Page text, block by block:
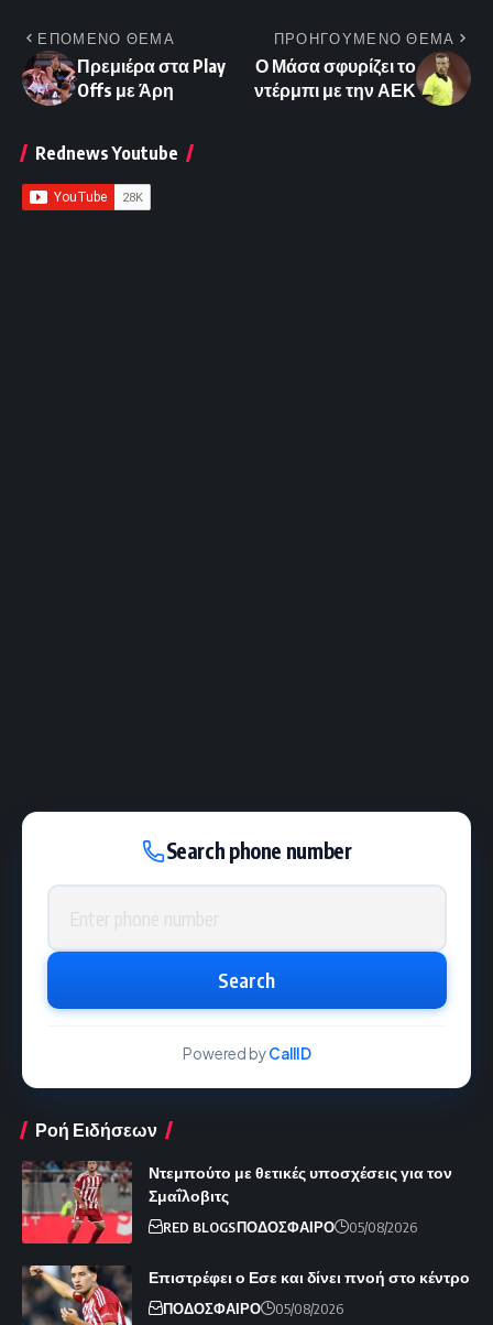
ΕΠΟΜΕΝΟ ΘΕΜΑ
Πρεμιέρα στα Play
Offs με Άρη
ΠΡΟΗΓΟΥΜΕΝΟ ΘΕΜΑ
Ο Μάσα σφυρίζει το
ντέρμπι με την ΑΕΚ
Rednews Youtube
Search phone number
Phone number
Search
Powered byCallID
Ροή Ειδήσεων
Ντεμπούτο με θετικές υποσχέσεις για τον
Σμαΐλοβιτς
RED BLOGSΠΟΔΟΣΦΑΙΡΟ 05/08/2026
Επιστρέφει ο Εσε και δίνει πνοή στο κέντρο
ΠΟΔΟΣΦΑΙΡΟ 05/08/2026